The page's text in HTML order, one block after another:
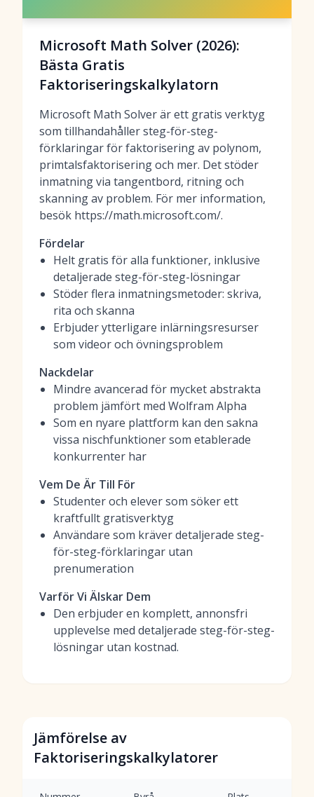
Microsoft Math Solver (2026):
Bästa Gratis
Faktoriseringskalkylatorn
Microsoft Math Solver är ett gratis verktyg
som tillhandahåller steg-för-steg-
förklaringar för faktorisering av polynom,
primtalsfaktorisering och mer. Det stöder
inmatning via tangentbord, ritning och
skanning av problem. För mer information,
besök https://math.microsoft.com/.
Fördelar
Helt gratis för alla funktioner, inklusive
detaljerade steg-för-steg-lösningar
Stöder flera inmatningsmetoder: skriva,
rita och skanna
Erbjuder ytterligare inlärningsresurser
som videor och övningsproblem
Nackdelar
Mindre avancerad för mycket abstrakta
problem jämfört med Wolfram Alpha
Som en nyare plattform kan den sakna
vissa nischfunktioner som etablerade
konkurrenter har
Vem De Är Till För
Studenter och elever som söker ett
kraftfullt gratisverktyg
Användare som kräver detaljerade steg-
för-steg-förklaringar utan
prenumeration
Varför Vi Älskar Dem
Den erbjuder en komplett, annonsfri
upplevelse med detaljerade steg-för-steg-
lösningar utan kostnad.
Jämförelse av
Faktoriseringskalkylatorer